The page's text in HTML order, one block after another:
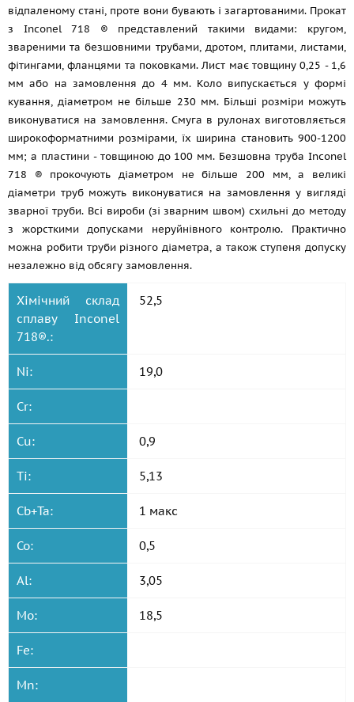
відпаленому стані, проте вони бувають і загартованими. Прокат
з Inconel 718 ® представлений такими видами: кругом,
звареними та безшовними трубами, дротом, плитами, листами,
фітингами, фланцями та поковками. Лист має товщину 0,25 - 1,6
мм або на замовлення до 4 мм. Коло випускається у формі
кування, діаметром не більше 230 мм. Більші розміри можуть
виконуватися на замовлення. Смуга в рулонах виготовляється
широкоформатними розмірами, їх ширина становить 900-1200
мм; а пластини - товщиною до 100 мм. Безшовна труба Inconel
718 ® прокочують діаметром не більше 200 мм, а великі
діаметри труб можуть виконуватися на замовлення у вигляді
зварної труби. Всі вироби (зі зварним швом) схильні до методу
з жорсткими допусками неруйнівного контролю. Практично
можна робити труби різного діаметра, а також ступеня допуску
незалежно від обсягу замовлення.
Хімічний склад
сплаву Inconel
718®.:
52,5
Ni: 19,0
Cr:
Cu: 0,9
Ti: 5,13
Cb+Ta: 1 макс
Co: 0,5
Al: 3,05
Mo: 18,5
Fe:
Mn: